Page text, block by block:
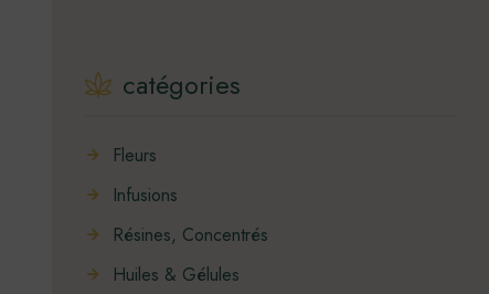
catégories
Fleurs
Infusions
Résines, Concentrés
Huiles & Gélules